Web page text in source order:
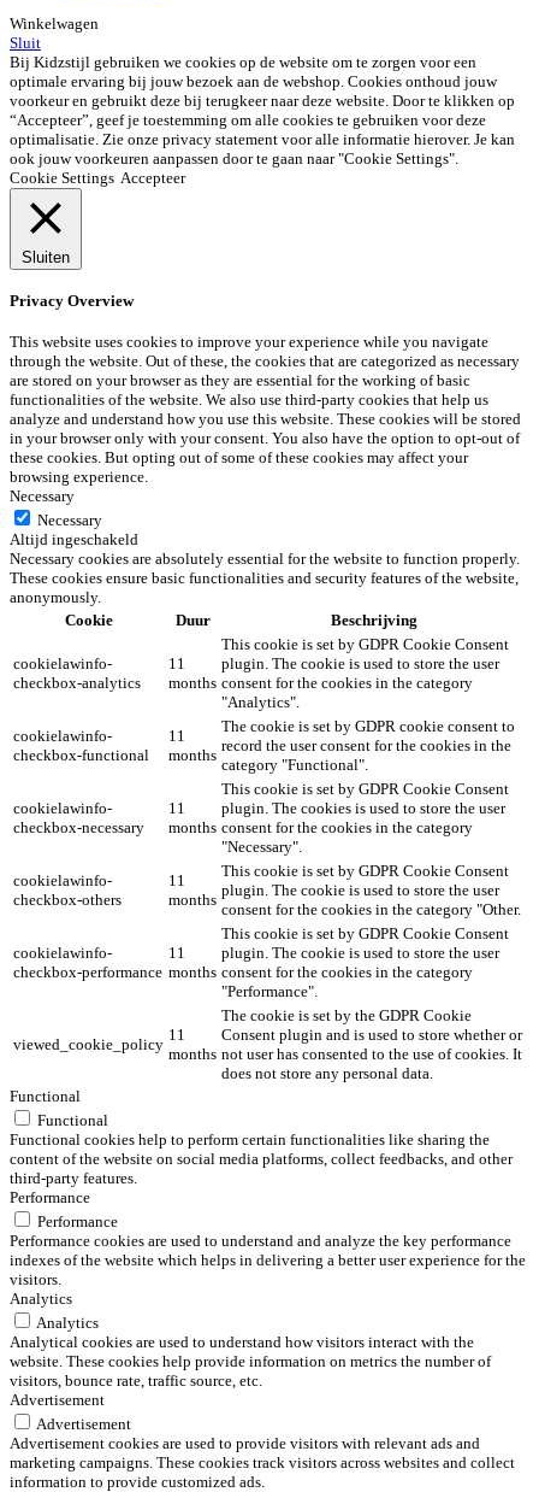
Winkelwagen
Sluit
Bij Kidzstijl gebruiken we cookies op de website om te zorgen voor een
optimale ervaring bij jouw bezoek aan de webshop. Cookies onthoud jouw
voorkeur en gebruikt deze bij terugkeer naar deze website. Door te klikken op
“Accepteer”, geef je toestemming om alle cookies te gebruiken voor deze
optimalisatie. Zie onze privacy statement voor alle informatie hierover. Je kan
ook jouw voorkeuren aanpassen door te gaan naar "Cookie Settings".
Cookie Settings Accepteer
Sluiten
Privacy Overview
This website uses cookies to improve your experience while you navigate
through the website. Out of these, the cookies that are categorized as necessary
are stored on your browser as they are essential for the working of basic
functionalities of the website. We also use third-party cookies that help us
analyze and understand how you use this website. These cookies will be stored
in your browser only with your consent. You also have the option to opt-out of
these cookies. But opting out of some of these cookies may affect your
browsing experience.
Necessary
Necessary
Altijd ingeschakeld
Necessary cookies are absolutely essential for the website to function properly.
These cookies ensure basic functionalities and security features of the website,
anonymously.
Cookie
Duur Beschrijving
cookielawinfo-
checkbox-analytics
11
months
This cookie is set by GDPR Cookie Consent
plugin. The cookie is used to store the user
consent for the cookies in the category
"Analytics".
cookielawinfo-
checkbox-functional
11
months
The cookie is set by GDPR cookie consent to
record the user consent for the cookies in the
category "Functional".
cookielawinfo-
checkbox-necessary
11
months
This cookie is set by GDPR Cookie Consent
plugin. The cookies is used to store the user
consent for the cookies in the category
"Necessary".
cookielawinfo-
checkbox-others
11
months
This cookie is set by GDPR Cookie Consent
plugin. The cookie is used to store the user
consent for the cookies in the category "Other.
cookielawinfo-
checkbox-performance
11
months
This cookie is set by GDPR Cookie Consent
plugin. The cookie is used to store the user
consent for the cookies in the category
"Performance".
viewed_cookie_policy
11
months
The cookie is set by the GDPR Cookie
Consent plugin and is used to store whether or
not user has consented to the use of cookies. It
does not store any personal data.
Functional
Functional
Functional cookies help to perform certain functionalities like sharing the
content of the website on social media platforms, collect feedbacks, and other
third-party features.
Performance
Performance
Performance cookies are used to understand and analyze the key performance
indexes of the website which helps in delivering a better user experience for the
visitors.
Analytics
Analytics
Analytical cookies are used to understand how visitors interact with the
website. These cookies help provide information on metrics the number of
visitors, bounce rate, traffic source, etc.
Advertisement
Advertisement
Advertisement cookies are used to provide visitors with relevant ads and
marketing campaigns. These cookies track visitors across websites and collect
information to provide customized ads.